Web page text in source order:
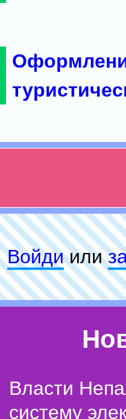
Войдиили
Власти
систему